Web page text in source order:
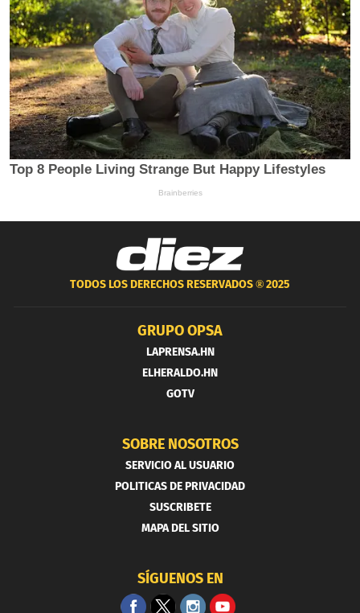
TODOS LOS DERECHOS RESERVADOS ®2025
GRUPO OPSA
LAPRENSA.HN
ELHERALDO.HN
GOTV
SOBRE NOSOTROS
SERVICIO AL USUARIO
POLITICAS DE PRIVACIDAD
SUSCRIBETE
MAPA DEL SITIO
SÍGUENOS EN